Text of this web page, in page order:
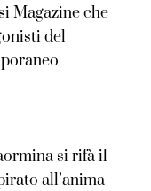
Magazine che
del
si rifà il
all’anima